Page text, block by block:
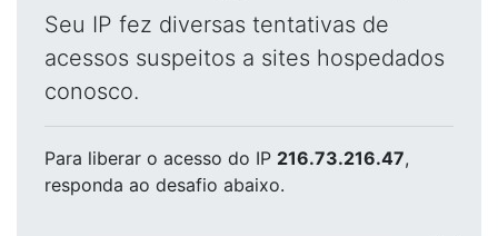
Seu IP fez diversas tentativas de
acessos suspeitos a sites hospedados
conosco.
Para liberar o acesso do IP 216.73.216.47,
responda ao desafio abaixo.